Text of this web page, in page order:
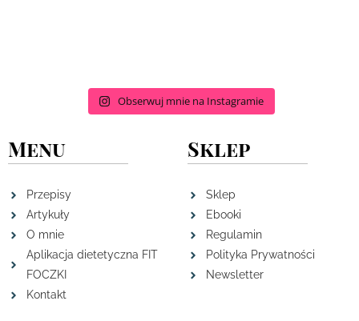
Obserwuj mnie na Instagramie
Menu
Przepisy
Artykuły
O mnie
Aplikacja dietetyczna FIT
FOCZKI
Kontakt
Sklep
Sklep
Ebooki
Regulamin
Polityka Prywatności
Newsletter